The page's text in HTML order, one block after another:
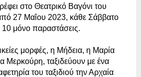
στο Θεατρικό Βαγόνι του
27 Μαΐου 2023, κάθε Σάββατο
10 μόνο παραστάσεις.
μορφές, η Μήδεια, η Μαρία
Μερκούρη, ταξιδεύουν με ένα
του ταξιδιού την Αρχαία